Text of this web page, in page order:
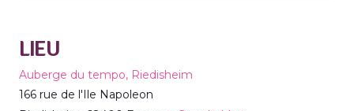
LIEU
Auberge du tempo, Riedisheim
166 rue de l'Ile Napoleon